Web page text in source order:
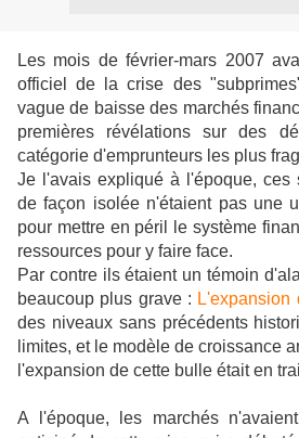
Les mois de février-mars 2007
officiel de la crise des
vague de baisse des marchés
premières révélations sur des
catégorie d'emprunteurs les plus
Je l'avais expliqué à l'époque, ces
de façon isolée n'étaient pas une
pour mettre en péril le système
ressources pour y faire face.
Par contre ils étaient un témoin
beaucoup plus grave :
des niveaux sans précédents
limites, et le modèle de croissance
l'expansion de cette bulle était en
A l'époque, les marchés